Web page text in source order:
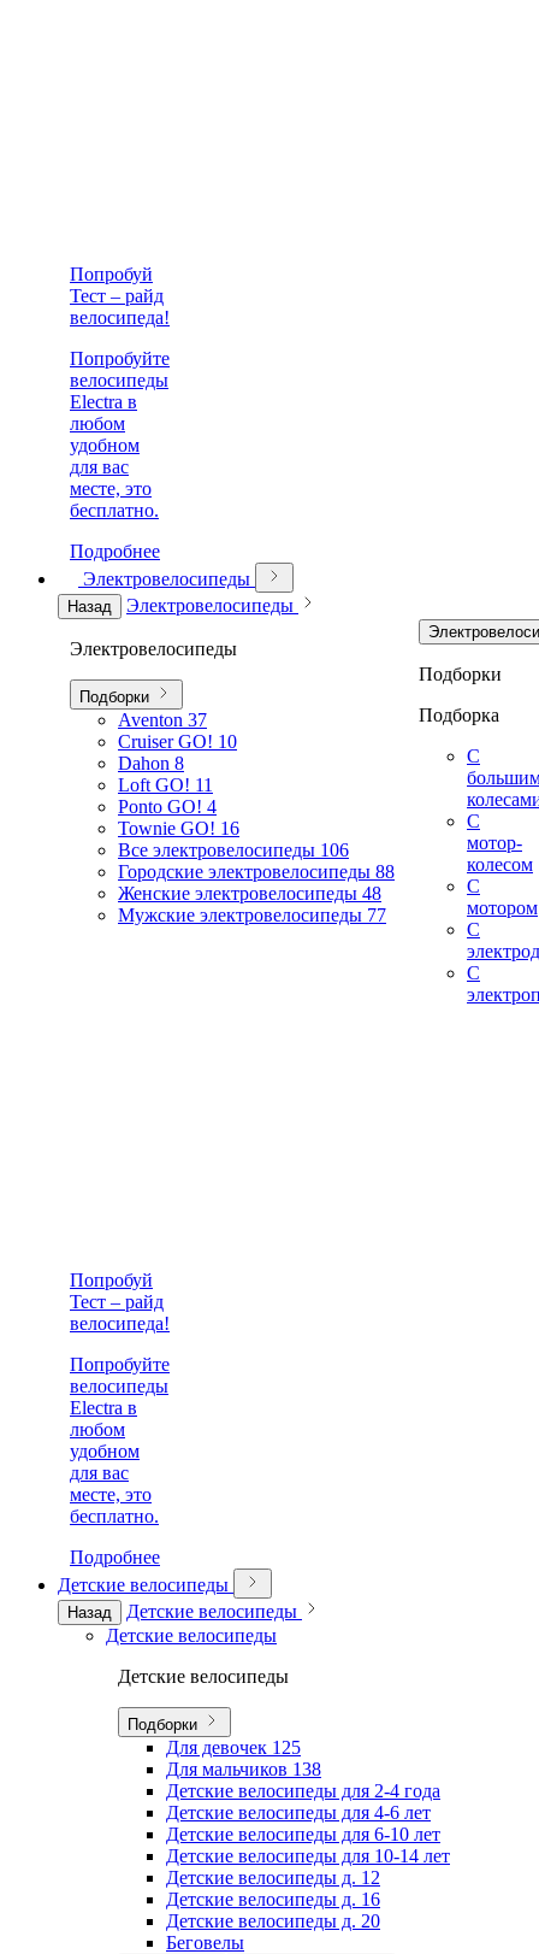
Попробуй
Тест – райд
велосипеда!
Попробуйте
велосипеды
Electra в
любом
удобном
для вас
месте, это
бесплатно.
Подробнее
Электровелосипеды
Назад Электровелосипеды
Электровелосипеды
Подборки
Aventon 37
Cruiser GO! 10
Dahon 8
Loft GO! 11
Ponto GO! 4
Townie GO! 16
Все электровелосипеды 106
Городские электровелосипеды 88
Женские электровелосипеды 48
Мужские электровелосипеды 77
Подборки
Подборка
С
С
мотор-
колесом
С
мотором
С
С
Попробуй
Тест – райд
велосипеда!
Попробуйте
велосипеды
Electra в
любом
удобном
для вас
месте, это
бесплатно.
Подробнее
Детские велосипеды
Назад
Детские велосипеды
Детские велосипеды
Детские велосипеды
Подборки
Для девочек 125
Для мальчиков 138
Детские велосипеды для 2-4 года
Детские велосипеды для 4-6 лет
Детские велосипеды для 6-10 лет
Детские велосипеды для 10-14 лет
Детские велосипеды д. 12
Детские велосипеды д. 16
Детские велосипеды д. 20
Беговелы